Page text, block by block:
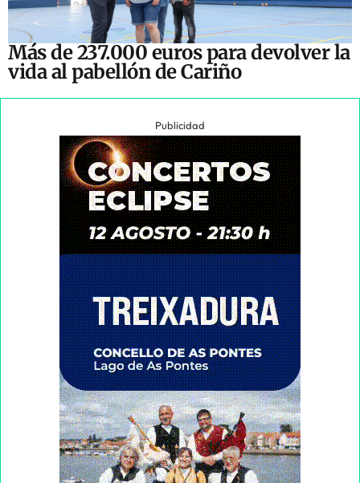
Más de 237.000 euros para devolver la
vida al pabellón de Cariño
Publicidad